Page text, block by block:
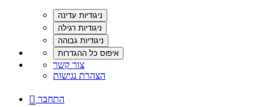
צור קשר
הצהרת נגישות
 התחבר